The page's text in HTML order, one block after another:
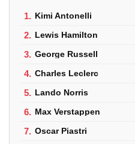
1. Kimi Antonelli
2. Lewis Hamilton
3. George Russell
4. Charles Leclerc
5. Lando Norris
6. Max Verstappen
7. Oscar Piastri